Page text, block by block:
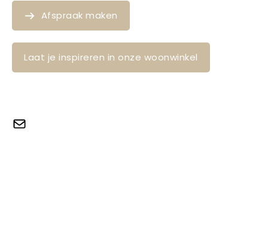
Afspraak maken
Laat je inspireren in onze woonwinkel